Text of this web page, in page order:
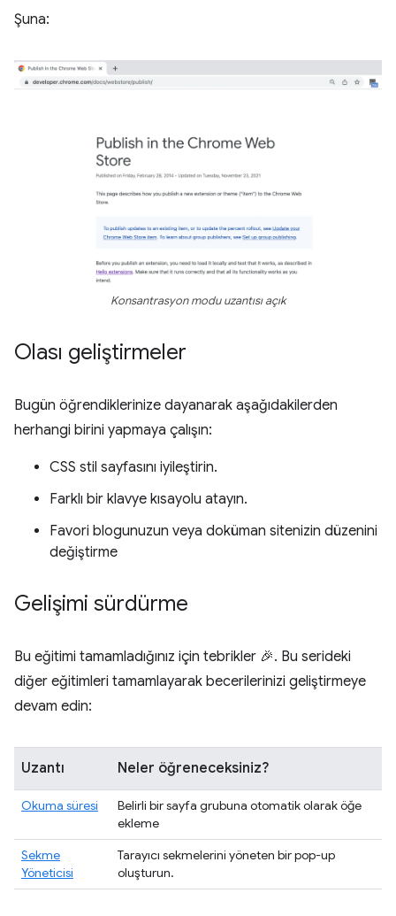
Şuna:
Konsantrasyon modu uzantısı açık
Olası geliştirmeler
Bugün öğrendiklerinize dayanarak aşağıdakilerden
herhangi birini yapmaya çalışın:
CSS stil sayfasını iyileştirin.
Farklı bir klavye kısayolu atayın.
Favori blogunuzun veya doküman sitenizin düzenini
değiştirme
Gelişimi sürdürme
Bu eğitimi tamamladığınız için tebrikler 🎉. Bu serideki
diğer eğitimleri tamamlayarak becerilerinizi geliştirmeye
devam edin:
Uzantı Neler öğreneceksiniz?
Okuma süresi
Belirli bir sayfa grubuna otomatik olarak öğe
ekleme
Sekme
Yöneticisi
Tarayıcı sekmelerini yöneten bir pop-up
oluşturun.